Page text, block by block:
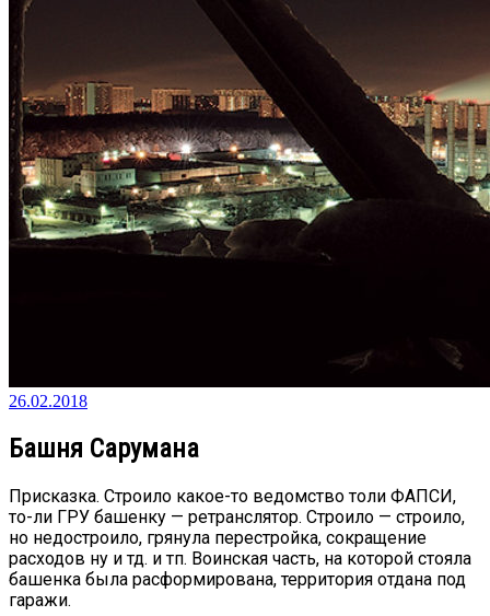
26.02.2018
Башня Cарумана
Присказка. Строило какое-то ведомство толи ФАПСИ,
то-ли ГРУ башенку — ретранслятор. Строило — строило,
но недостроило, грянула перестройка, сокращение
расходов ну и тд. и тп. Воинская часть, на которой стояла
башенка была расформирована, территория отдана под
гаражи.